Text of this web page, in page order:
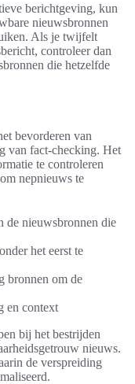
berichtgeving, kun
nieuwsbronnen
Als je twijfelt
controleer dan
die hetzelfde
bevorderen van
van fact-checking. Het
te controleren
nepnieuws te
de nieuwsbronnen die
het eerst te
bronnen om de
en context
bij het bestrijden
nieuws.
de verspreiding